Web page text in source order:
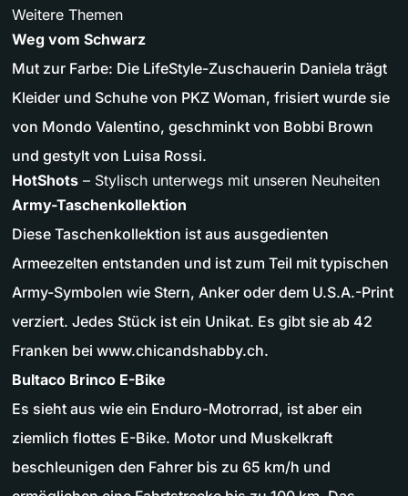
Weitere Themen
Weg vom Schwarz
Mut zur Farbe: Die LifeStyle-Zuschauerin Daniela trägt
Kleider und Schuhe von PKZ Woman, frisiert wurde sie
von Mondo Valentino, geschminkt von Bobbi Brown
und gestylt von Luisa Rossi.
HotShots – Stylisch unterwegs mit unseren Neuheiten
Army-Taschenkollektion
Diese Taschenkollektion ist aus ausgedienten
Armeezelten entstanden und ist zum Teil mit typischen
Army-Symbolen wie Stern, Anker oder dem U.S.A.-Print
verziert. Jedes Stück ist ein Unikat. Es gibt sie ab 42
Franken bei www.chicandshabby.ch.
Bultaco Brinco E-Bike
Es sieht aus wie ein Enduro-Motrorrad, ist aber ein
ziemlich flottes E-Bike. Motor und Muskelkraft
beschleunigen den Fahrer bis zu 65 km/h und